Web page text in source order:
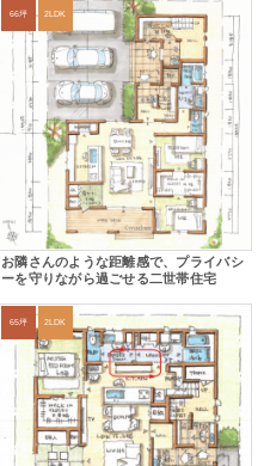
66坪 2LDK
お隣さんのような距離感で、プライバシ
ーを守りながら過ごせる二世帯住宅
65坪 2LDK